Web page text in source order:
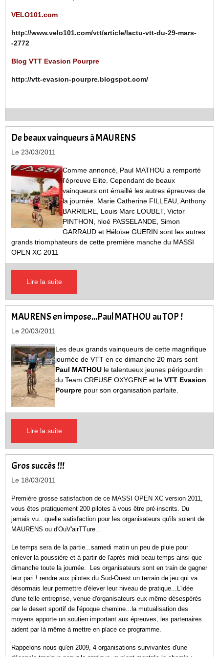
VELO101.com
http://www.velo101.com/vtt/article/lactu-vtt-du-29-mars-
-2772
Blog VTT Evasion Pourpre
http://vtt-evasion-pourpre.blogspot.com/
De beaux vainqueurs à MAURENS
Le 23/03/2011
Comme annoncé, Paul MATHOU a remporté
l'épreuve Elite. Cependant de beaux
vainqueurs ont émaillé les autres épreuves de
la journée. Marie Catherine FILLEAU, Anthony
BARRIERE, Louis Marc LOUBET, Victor
PINTHON, hloé PASSELANDE, Simon
GARRAUD et Héloïse GUERIN sont les autres
grands triomphateurs de cette première manche du MASSI
OPEN XC 2011
Lire la suite
MAURENS en impose...Paul MATHOU au TOP !
Le 20/03/2011
Les deux grands vainqueurs de cette magnifique
journée de VTT en ce dimanche 20 mars sont
Paul MATHOU le talentueux jeunes périgourdin
du Team CREUSE OXYGENE et le VTT Evasion
Pourpre pour son organisation parfaite.
Lire la suite
Gros succès !!!
Le 18/03/2011
Première grosse satisfaction de ce MASSI OPEN XC version 2011,
vous êtes pratiquement 200 pilotes à vous être pré-inscrits. Du
jamais vu...quelle satisfaction pour les organisateurs qu'ils soient de
MAURENS ou d'OuV'airTTure...
Le temps sera de la partie...samedi matin un peu de pluie pour
enlever la poussière et à partir de l'après midi beau temps ainsi que
dimanche toute la journée. Les organisateurs sont en train de gagner
leur pari ! rendre aux pilotes du Sud-Ouest un terrain de jeu qui va
désormais leur permettre d'élever leur niveau de pratique...L'idée
d'une telle entreprise, venue d'organisateurs eux-même désespérés
par le desert sportif de l'époque chemine...la mutualisation des
moyens apporte un soutien important aux épreuves, les partenaires
aident par là même à mettre en place ce programme.
Rappelons nous qu'en 2009, 4 organisations survivantes d'une